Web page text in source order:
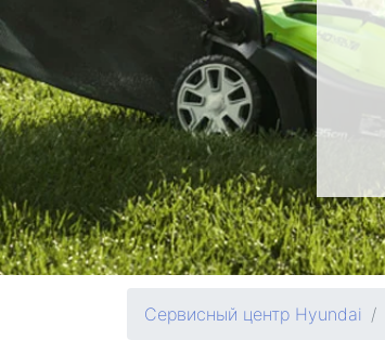
Сервисный центр Hyundai